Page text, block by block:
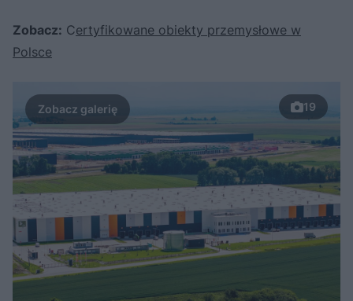
Zobacz: Certyfikowane obiekty przemysłowe w
Polsce
19